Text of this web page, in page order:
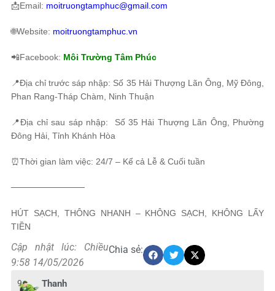
📩Email: moitruongtamphuc@gmail.com
🌐Website: moitruongtamphuc.vn
📲Facebook: Môi Trường Tâm Phúc
📍Địa chỉ trước sáp nhập: Số 35 Hải Thượng Lãn Ông, Mỹ Đông,
Phan Rang-Tháp Chàm, Ninh Thuận
📍Địa chỉ sau sáp nhập: Số 35 Hải Thượng Lãn Ông, Phường
Đông Hải, Tỉnh Khánh Hòa
⏰Thời gian làm việc: 24/7 – Kể cả Lễ & Cuối tuần
────────────
HÚT SẠCH, THÔNG NHANH – KHÔNG SẠCH, KHÔNG LẤY
TIỀN
Cập nhật lúc: Chiều
9:58 14/05/2026
Chia sẻ:
Thanh
9